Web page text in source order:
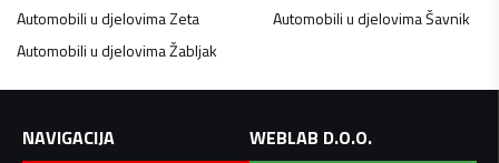
Automobili u djelovimaZeta Automobili u djelovimaŠavnik
Automobili u djelovimaŽabljak
NAVIGACIJA
WEBLAB D.O.O.